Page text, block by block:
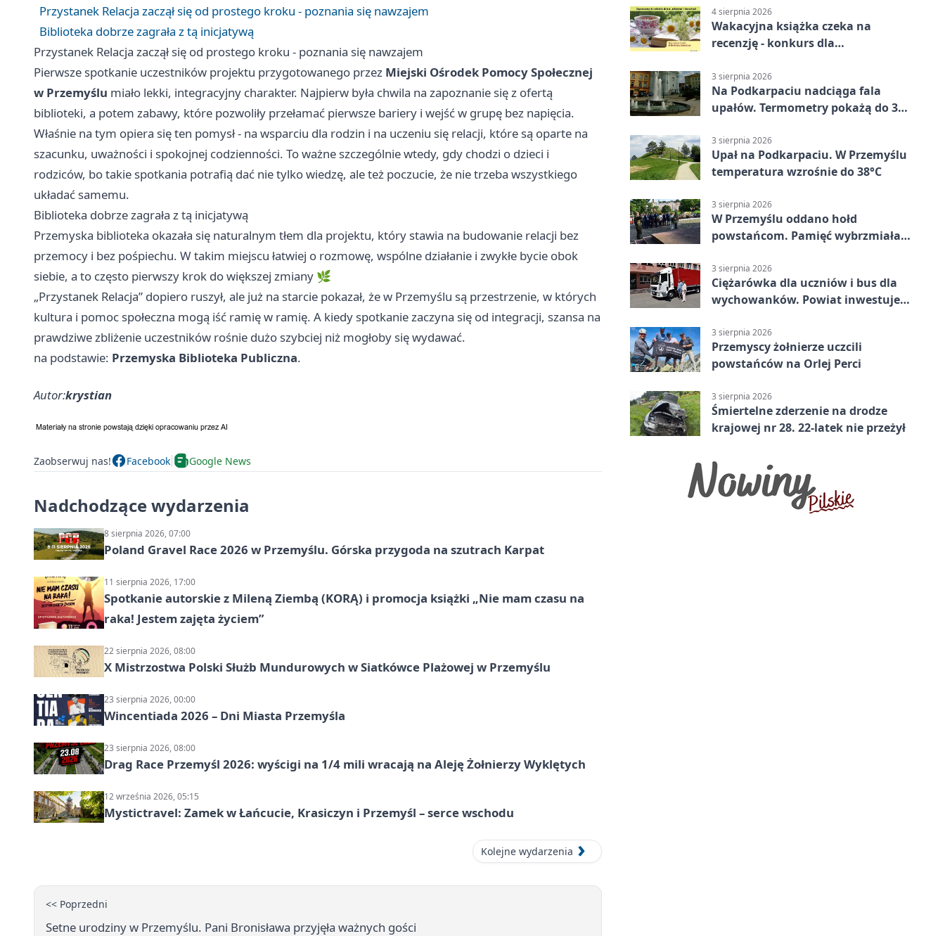
Przystanek Relacja zaczął się od prostego kroku - poznania się nawzajem
Biblioteka dobrze zagrała z tą inicjatywą
Przystanek Relacja zaczął się od prostego kroku - poznania się nawzajem
Pierwsze spotkanie uczestników projektu przygotowanego przez Miejski Ośrodek Pomocy Społecznej
w Przemyślu miało lekki, integracyjny charakter. Najpierw była chwila na zapoznanie się z ofertą
biblioteki, a potem zabawy, które pozwoliły przełamać pierwsze bariery i wejść w grupę bez napięcia.
Właśnie na tym opiera się ten pomysł - na wsparciu dla rodzin i na uczeniu się relacji, które są oparte na
szacunku, uważności i spokojnej codzienności. To ważne szczególnie wtedy, gdy chodzi o dzieci i
rodziców, bo takie spotkania potrafią dać nie tylko wiedzę, ale też poczucie, że nie trzeba wszystkiego
układać samemu.
Biblioteka dobrze zagrała z tą inicjatywą
Przemyska biblioteka okazała się naturalnym tłem dla projektu, który stawia na budowanie relacji bez
przemocy i bez pośpiechu. W takim miejscu łatwiej o rozmowę, wspólne działanie i zwykłe bycie obok
siebie, a to często pierwszy krok do większej zmiany 🌿
„Przystanek Relacja” dopiero ruszył, ale już na starcie pokazał, że w Przemyślu są przestrzenie, w których
kultura i pomoc społeczna mogą iść ramię w ramię. A kiedy spotkanie zaczyna się od integracji, szansa na
prawdziwe zbliżenie uczestników rośnie dużo szybciej niż mogłoby się wydawać.
na podstawie: Przemyska Biblioteka Publiczna.
Autor:krystian
Zaobserwuj nas! Facebook Google News
Nadchodzące wydarzenia
8 sierpnia 2026, 07:00
Poland Gravel Race 2026 w Przemyślu. Górska przygoda na szutrach Karpat
11 sierpnia 2026, 17:00
Spotkanie autorskie z Mileną Ziembą (KORĄ) i promocja książki „Nie mam czasu na
raka! Jestem zajęta życiem”
22 sierpnia 2026, 08:00
X Mistrzostwa Polski Służb Mundurowych w Siatkówce Plażowej w Przemyślu
23 sierpnia 2026, 00:00
Wincentiada 2026 – Dni Miasta Przemyśla
23 sierpnia 2026, 08:00
Drag Race Przemyśl 2026: wyścigi na 1/4 mili wracają na Aleję Żołnierzy Wyklętych
12 września 2026, 05:15
Mystictravel: Zamek w Łańcucie, Krasiczyn i Przemyśl – serce wschodu
Kolejne wydarzenia
<< Poprzedni
Setne urodziny w Przemyślu. Pani Bronisława przyjęła ważnych gości
4 sierpnia 2026
Wakacyjna książka czeka na
recenzję - konkurs dla
3 sierpnia 2026
Na Podkarpaciu nadciąga fala
upałów. Termometry pokażą do 36
3 sierpnia 2026
Upał na Podkarpaciu. W Przemyślu
temperatura wzrośnie do 38°C
3 sierpnia 2026
W Przemyślu oddano hołd
powstańcom. Pamięć wybrzmiała
3 sierpnia 2026
Ciężarówka dla uczniów i bus dla
wychowanków. Powiat inwestuje
3 sierpnia 2026
Przemyscy żołnierze uczcili
powstańców na Orlej Perci
3 sierpnia 2026
Śmiertelne zderzenie na drodze
krajowej nr 28. 22-latek nie przeżył